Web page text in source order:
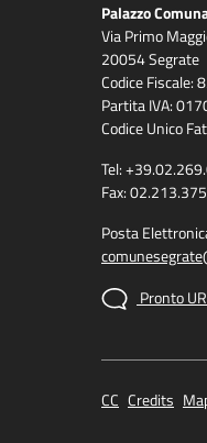
Palazzo
Via Primo
20054 Segrate
Codice Fiscale:
Partita IVA:
Codice Unico
Tel:
Fax:
Posta
Pronto
CC Credits